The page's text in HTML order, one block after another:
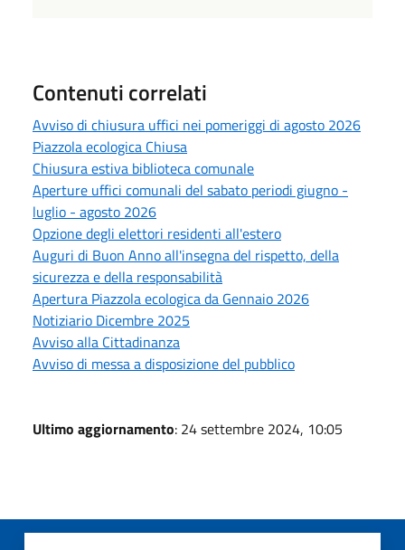
Contenuti correlati
Avviso di chiusura uffici nei pomeriggi di agosto 2026
Piazzola ecologica Chiusa
Chiusura estiva biblioteca comunale
Aperture uffici comunali del sabato periodi giugno -
luglio - agosto 2026
Opzione degli elettori residenti all'estero
Auguri di Buon Anno all'insegna del rispetto, della
sicurezza e della responsabilità
Apertura Piazzola ecologica da Gennaio 2026
Notiziario Dicembre 2025
Avviso alla Cittadinanza
Avviso di messa a disposizione del pubblico
Ultimo aggiornamento: 24 settembre 2024, 10:05